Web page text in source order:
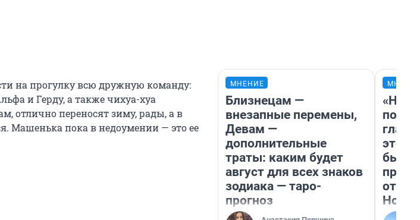
на прогулку всю дружную команду:
и Герду, а также чихуа-хуа
отлично переносят зиму, рады, а в
Машенька пока в недоумении — это ее
МНЕНИЕ
Близнецам —
внезапные перемены,
Девам —
дополнительные
траты: каким будет
август для всех знаков
зодиака — таро-
прогноз
этого
бьет